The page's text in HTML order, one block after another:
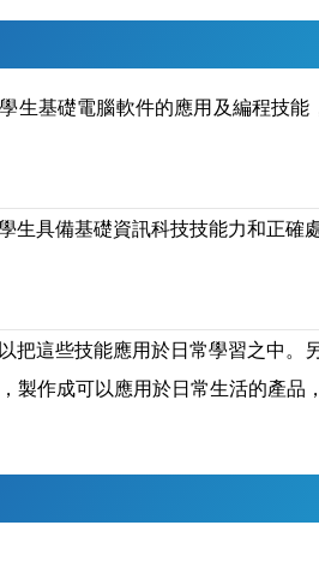
生基礎電腦軟件的應用及編程技能
具備基礎資訊科技技能力和正確
把這些技能應用於日常學習之中。
製作成可以應用於日常生活的產品